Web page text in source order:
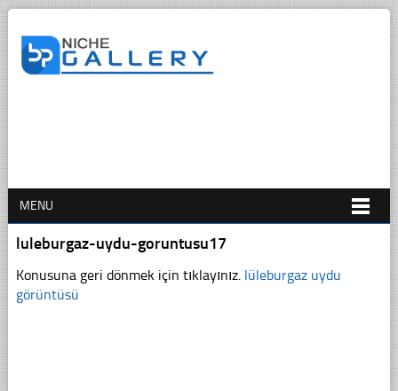
MENU
luleburgaz-uydu-goruntusu17
Konusuna geri dönmek için tıklayınız. lüleburgaz uydu
görüntüsü